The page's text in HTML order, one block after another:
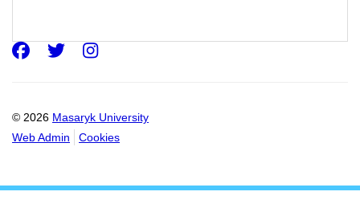
© 2026 Masaryk University
Web Admin
Cookies
Facebook
Twitter
Instagram